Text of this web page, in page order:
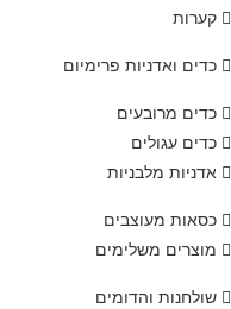
קערות
כדים ואדניות פרימיום
כדים מרובעים
כדים עגולים
אדניות מלבניות
כסאות מעוצבים
מוצרים משלימים
שולחנות והדומים